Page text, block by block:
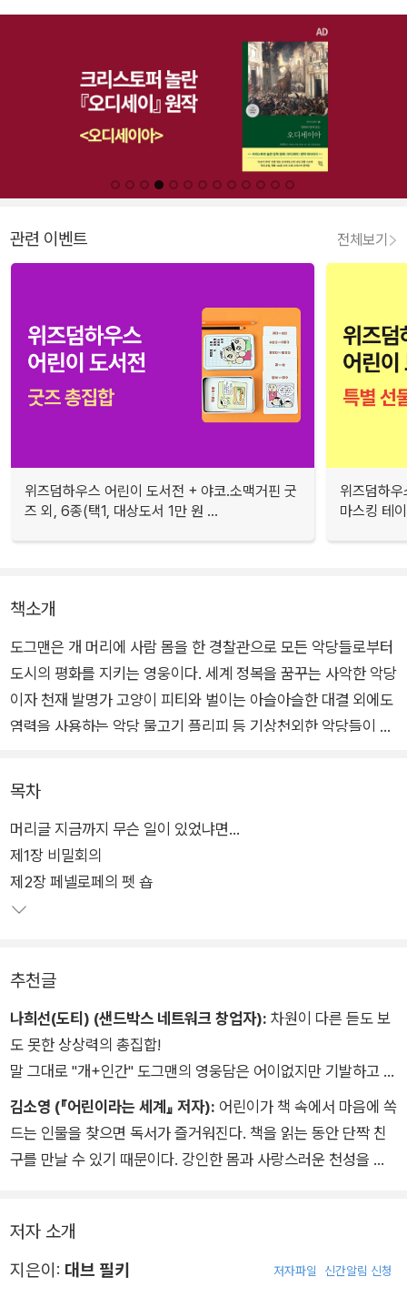
관련 이벤트 전체보기
위즈덤하우스 어린이 도서전 + 야코.소맥거핀 굿
즈 외, 6종(택1, 대상도서 1만 원 ...
위즈덤하
마스킹 테
책소개
도그맨은 개 머리에 사람 몸을 한 경찰관으로 모든 악당들로부터
도시의 평화를 지키는 영웅이다. 세계 정복을 꿈꾸는 사악한 악당
이자 천재 발명가 고양이 피티와 벌이는 아슬아슬한 대결 외에도
염력을 사용하는 악당 물고기 플리피 등 기상천외한 악당들이 등
도그맨 시리즈 첫 번째 이야기 『도그맨 ① 핫도그의 침공』에서는
새로운 영웅 도그맨의 탄생과 악당 고양이 피티와의 전면 대결을
다루었다면, 두 번째 이야기 『도그맨 ② 도그맨과 납작 피티』에서
는 누구도 의도하지 않았던 악당들이 탄생해 도그맨 VS 악당, 악
당 VS 악당의 예측할 수 없는 대결이 펼쳐진다.
목차
머리글 지금까지 무슨 일이 있었냐면…
제1장 비밀회의
제2장 페넬로페의 펫 숍
추천글
나희선(도티) (샌드박스 네트워크 창업자): 차원이 다른 듣도 보
도 못한 상상력의 총집합!
말 그대로 "개+인간" 도그맨의 영웅담은 어이없지만 기발하고 웃
프면서도 사랑스럽다.
만약 도그맨이 유튜버라면 구독과 좋아요, 알람 설정까지 당장 하
러 갈 테다.
김소영 (『어린이라는 세계』 저자): 어린이가 책 속에서 마음에 쏙
드는 인물을 찾으면 독서가 즐거워진다. 책을 읽는 동안 단짝 친
구를 만날 수 있기 때문이다. 강인한 몸과 사랑스러운 천성을 가
성격과 거부하기 어려운 애정 표현으로 이야기를 완전히 장악한
다. 덕분에 실수투성이 악당 피티, 도그맨을 질투하는 경찰서장,
저자 소개
지은이: 대브 필키 저자파일 신간알림 신청